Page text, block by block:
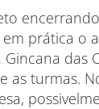
prática o
Gincana
as turmas.